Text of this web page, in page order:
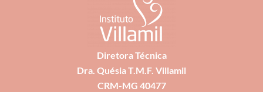
Diretora Técnica
Dra. Quésia T.M.F. Villamil
CRM-MG 40477